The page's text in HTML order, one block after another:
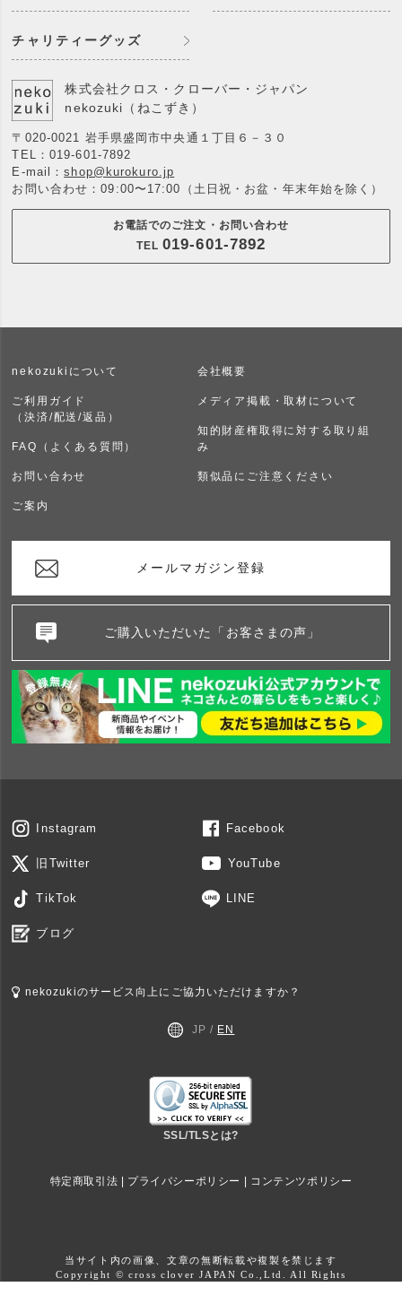
チャリティーグッズ
株式会社クロス・クローバー・ジャパン
nekozuki（ねこずき）
〒020-0021 岩手県盛岡市中央通１丁目６－３０
TEL： 019-601-7892
E-mail：shop@kurokuro.jp
お問い合わせ：09:00〜17:00（土日祝・お盆・年末年始を除く）
お電話でのご注文・お問い合わせ
TEL 019-601-7892
nekozukiについて
ご利用ガイド
（決済/配送/返品）
FAQ（よくある質問）
お問い合わせ
ご案内
会社概要
メディア掲載・取材について
知的財産権取得に対する取り組
み
類似品にご注意ください
メールマガジン登録
ご購入いただいた「お客さまの声」
Instagram Facebook
旧Twitter YouTube
TikTok LINE
ブログ
nekozukiのサービス向上にご協力いただけますか？
JP / EN
SSL/TLSとは?
特定商取引法 | プライバシーポリシー | コンテンツポリシー
当サイト内の画像、文章の無断転載や複製を禁じます
Copyright © cross clover JAPAN Co.,Ltd. All Rights